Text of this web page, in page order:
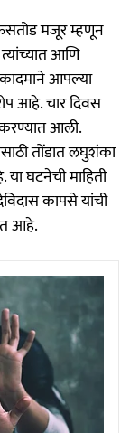
मजूर म्हणून
आणि
आपल्या
आहे. चार दिवस
आली.
तोंडात लघुशंका
घटनेची माहिती
कापसे यांची
आहे.